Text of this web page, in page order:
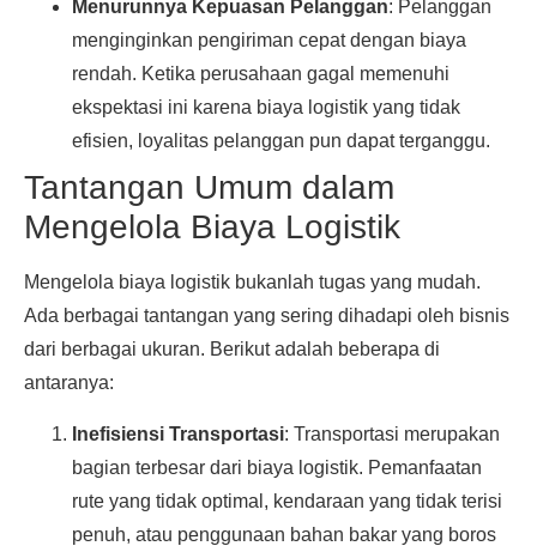
Menurunnya Kepuasan Pelanggan: Pelanggan
menginginkan pengiriman cepat dengan biaya
rendah. Ketika perusahaan gagal memenuhi
ekspektasi ini karena biaya logistik yang tidak
efisien, loyalitas pelanggan pun dapat terganggu.
Tantangan Umum dalam
Mengelola Biaya Logistik
Mengelola biaya logistik bukanlah tugas yang mudah.
Ada berbagai tantangan yang sering dihadapi oleh bisnis
dari berbagai ukuran. Berikut adalah beberapa di
antaranya:
Inefisiensi Transportasi: Transportasi merupakan
bagian terbesar dari biaya logistik. Pemanfaatan
rute yang tidak optimal, kendaraan yang tidak terisi
penuh, atau penggunaan bahan bakar yang boros